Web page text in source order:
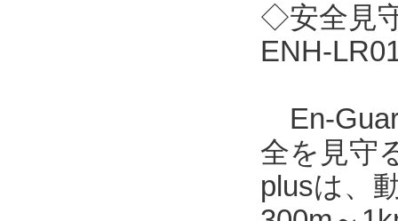
◇安全見
ENH-
En-
全を見守
plusは、